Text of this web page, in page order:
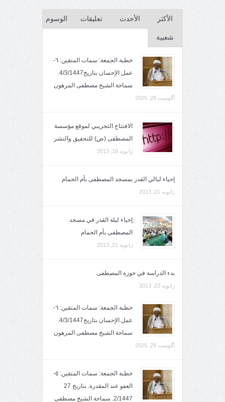
الأكثر
شعبية
الأحدث تعليقات الوسوم
خطبة الجمعة: سمات المتقين: ٦-
عمل الإحسان بتاريخ4/3/1447.
سماحة الشيخ مصطفى المرهون
آگوست 29, 2025
الافتتاح التجريبي لموقع مؤسسة
المصطفى (ص) للتحقيق والنشر
ژانویه 16, 2013
إحياء ليالي القدر بمسجد المصطفى بأم الحمام
ژانویه 21, 2013
ِإحياء ليلة القدر في مسجد
المصطفى بأم الحمام
ژانویه 21, 2013
بدء الدراسة في حوزة المصطفى
ژانویه 22, 2013
خطبة الجمعة: سمات المتقين: ٦-
عمل الإحسان بتاريخ4/3/1447.
سماحة الشيخ مصطفى المرهون
آگوست 29, 2025
خطبة الجمعة: سمات المتقين: ٥-
العفو عند المقدرة. بتاريخ 27
2/1447. سماحة الشيخ مصطفى